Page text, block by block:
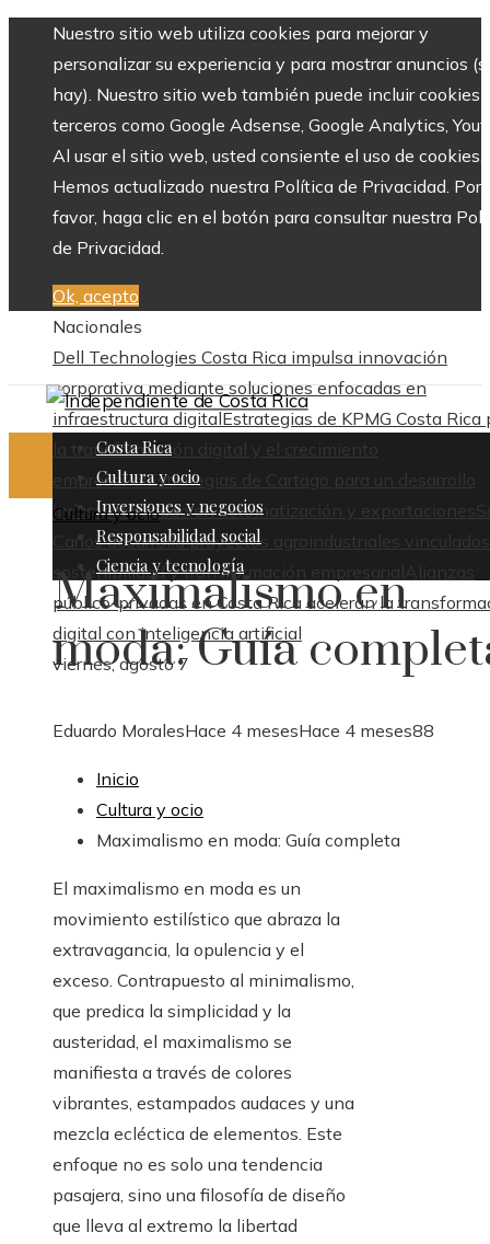
Nuestro sitio web utiliza cookies para mejorar y
personalizar su experiencia y para mostrar anuncios
hay). Nuestro sitio web también puede incluir cookies
terceros como Google Adsense, Google Analytics,
Al usar el sitio web, usted consiente el uso de cookies.
Hemos actualizado nuestra Política de Privacidad. Por
favor, haga clic en el botón para consultar nuestra
de Privacidad.
Ok, acepto
Nacionales
Dell Technologies Costa Rica impulsa innovación
corporativa mediante soluciones enfocadas en
infraestructura digitalEstrategias de KPMG Costa Rica
la transformación digital y el crecimiento
empresarialEstrategias de Cartago para un desarrollo
industrial basado en automatización y exportaciones
Carlos desarrolla proyectos agroindustriales
sostenibilidad y transformación empresarial Alianzas
público-privadas en Costa Rica aceleran la
digital con inteligencia artificial
viernes, agosto 7
Costa Rica
Cultura y ocio
Inversiones y negocios
Responsabilidad social
Ciencia y tecnología
Cultura y ocio
Maximalismo en
moda: Guía
Eduardo MoralesHace 4 mesesHace 4 meses88
Inicio
Cultura y ocio
Maximalismo en moda: Guía completa
El maximalismo en moda es un
movimiento estilístico que abraza la
extravagancia, la opulencia y el
exceso. Contrapuesto al minimalismo,
que predica la simplicidad y la
austeridad, el maximalismo se
manifiesta a través de colores
vibrantes, estampados audaces y una
mezcla ecléctica de elementos. Este
enfoque no es solo una tendencia
pasajera, sino una filosofía de diseño
que lleva al extremo la libertad